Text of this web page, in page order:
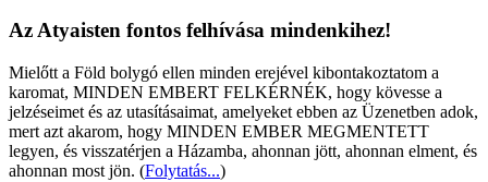
Az Atyaisten fontos felhívása mindenkihez!
Mielőtt a Föld bolygó ellen minden erejével kibontakoztatom a
karomat, MINDEN EMBERT FELKÉRNÉK, hogy kövesse a
jelzéseimet és az utasításaimat, amelyeket ebben az Üzenetben adok,
mert azt akarom, hogy MINDEN EMBER MEGMENTETT
legyen, és visszatérjen a Házamba, ahonnan jött, ahonnan elment, és
ahonnan most jön. (Folytatás...)